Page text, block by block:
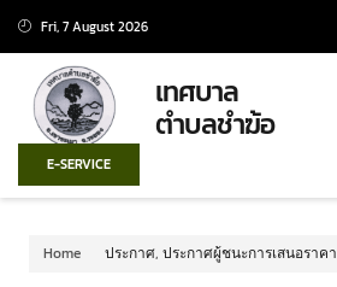
Fri, 7 August 2026
เทศบาล
ตำบลชำฆ้อ
E-SERVICE
Home ประกาศ, ประกาศผู้ชนะการเสนอราคา